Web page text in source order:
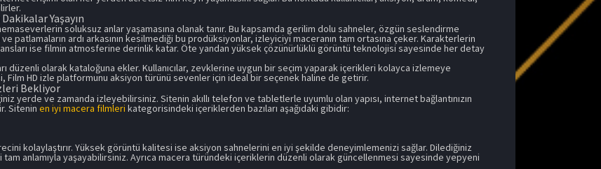
Yaşayın
soluksuz anlar yaşamasına olanak tanır. Bu kapsamda gerilim dolu sahneler, özgün seslendirme
ve patlamaların ardı arkasının kesilmediği bu prodüksiyonlar, izleyiciyi maceranın tam ortasına çeker. Karakterlerin
ise filmin atmosferine derinlik katar. Öte yandan yüksek çözünürlüklü görüntü teknolojisi sayesinde her detay
düzenli olarak kataloğuna ekler. Kullanıcılar, zevklerine uygun bir seçim yaparak içerikleri kolayca izlemeye
HD izle platformunu aksiyon türünü sevenler için ideal bir seçenek haline de getirir.
Bekliyor
yerde ve zamanda izleyebilirsiniz. Sitenin akıllı telefon ve tabletlerle uyumlu olan yapısı, internet bağlantınızın
Sitenin en iyi macera filmleri kategorisindeki içeriklerden bazıları aşağıdaki gibidir:
kolaylaştırır. Yüksek görüntü kalitesi ise aksiyon sahnelerini en iyi şekilde deneyimlemenizi sağlar. Dilediğiniz
anlamıyla yaşayabilirsiniz. Ayrıca macera türündeki içeriklerin düzenli olarak güncellenmesi sayesinde yepyeni